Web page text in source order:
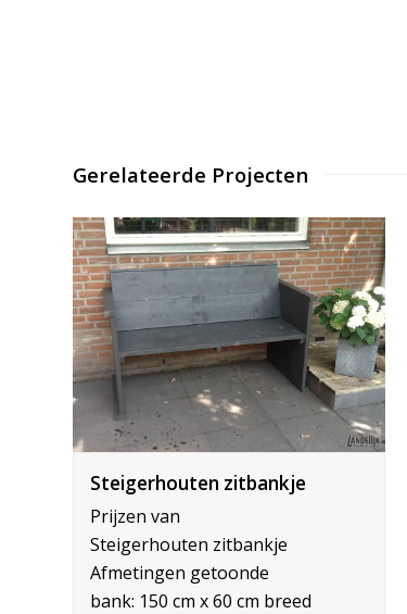
Gerelateerde Projecten
Steigerhouten zitbankje
Prijzen van
Steigerhouten zitbankje
Afmetingen getoonde
bank: 150 cm x 60 cm breed